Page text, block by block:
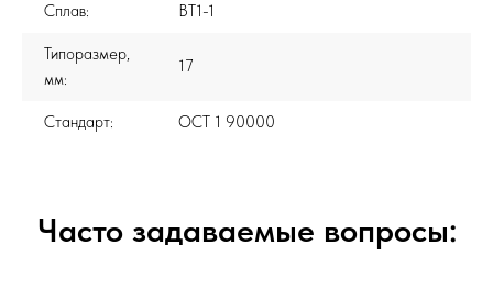
Сплав: ВТ1-1
Типоразмер,
мм:
17
Стандарт: ОСТ 1 90000
Часто задаваемые вопросы: